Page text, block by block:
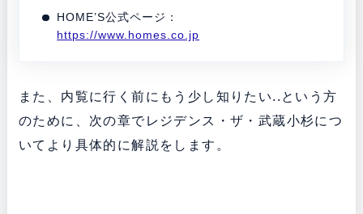
HOME’S公式ページ：
https://www.homes.co.jp
また、内覧に行く前にもう少し知りたい..という方
のために、次の章でレジデンス・ザ・武蔵小杉につ
いてより具体的に解説をします。